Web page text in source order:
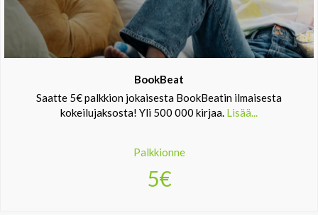
BookBeat
Saatte 5€ palkkion jokaisesta BookBeatin ilmaisesta
kokeilujaksosta! Yli 500 000 kirjaa. Lisää...
Palkkionne
5€